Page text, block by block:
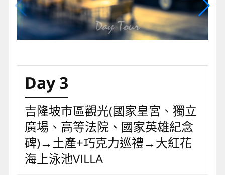
Day 3
吉隆坡市區觀光(國家皇宮、獨立
廣場、高等法院、國家英雄紀念
碑)→土產+巧克力巡禮→大紅花
海上泳池VILLA